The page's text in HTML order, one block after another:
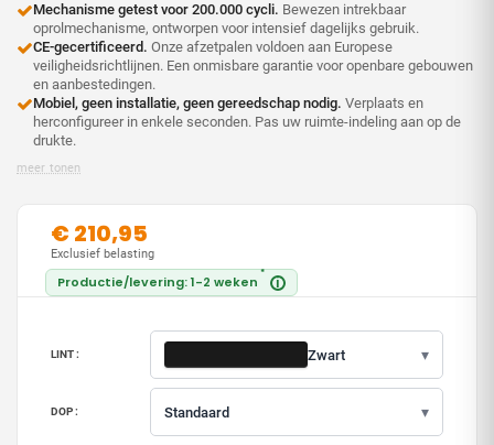
Mechanisme getest voor 200.000 cycli. Bewezen intrekbaar
oprolmechanisme, ontworpen voor intensief dagelijks gebruik.
CE-gecertificeerd. Onze afzetpalen voldoen aan Europese
veiligheidsrichtlijnen. Een onmisbare garantie voor openbare gebouwen
en aanbestedingen.
Mobiel, geen installatie, geen gereedschap nodig. Verplaats en
herconfigureer in enkele seconden. Pas uw ruimte-indeling aan op de
drukte.
meer tonen
€ 210,95
Productie/levering: 1-2 weken *
i
Exclusief belasting
LINT : Zwart ▾
DOP : Standaard ▾